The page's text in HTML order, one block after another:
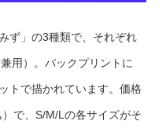
ず」の3種類で、それぞれ
用）。バックプリントに
トで描かれています。価格
で、S/M/Lの各サイズがそ